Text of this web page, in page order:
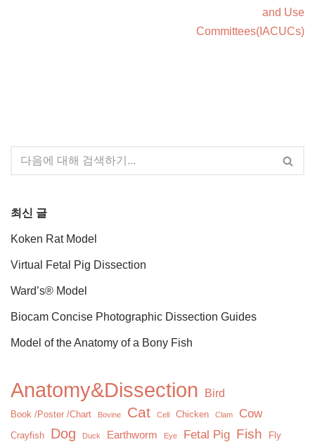
and Use
Committees(IACUCs)
최신 글
Koken Rat Model
Virtual Fetal Pig Dissection
Ward’s® Model
Biocam Concise Photographic Dissection Guides
Model of the Anatomy of a Bony Fish
Anatomy&Dissection Bird
Book /Poster /Chart Bovine Cat Cell Chicken Clam Cow
Crayfish Dog Duck Earthworm Eye Fetal Pig Fish Fly